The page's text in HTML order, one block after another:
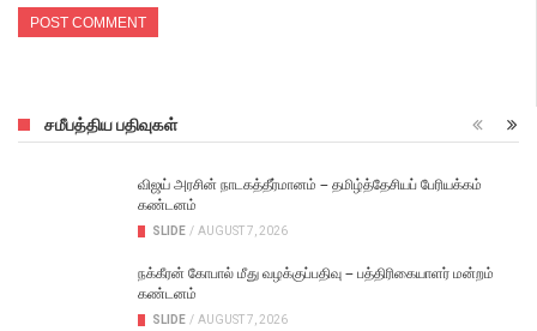
சமீபத்திய பதிவுகள்
விஜய் அரசின் நாடகத்தீர்மானம் – தமிழ்த்தேசியப் பேரியக்கம்
கண்டனம்
SLIDE / AUGUST 7, 2026
நக்கீரன் கோபால் மீது வழக்குப்பதிவு – பத்திரிகையாளர் மன்றம்
கண்டனம்
SLIDE / AUGUST 7, 2026